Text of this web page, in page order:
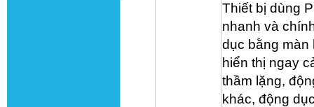
Thiết bị dùng
nhanh và
dục bằng màn
hiển thị ngay
thầm lặng,
khác, động